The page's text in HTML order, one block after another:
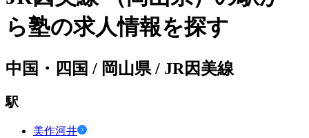
ら塾の求人情報を探す
中国・四国 / 岡山県 / JR因美線
駅
美作河井